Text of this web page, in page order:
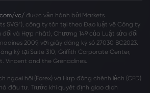
vc/được vận hành bởi Markets
SVG”), công ty tồn tại theo Đạo luật về Công ty
đổi và Hợp nhất), Chương 149 của Luật sửa đổi
2009, với giấy đăng ký số 27030 BC2023.
ký tại Suite 310, Griffith Corporate Center,
Vincent and the Grenadines.
ngoại hối (Forex) và Hợp đồng chênh lệch (CFD)
đầu tư. Trước khi quyết định giao dịch